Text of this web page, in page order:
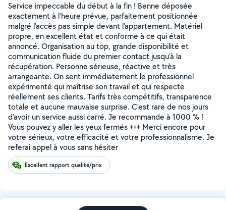
Service impeccable du début à la fin ! Benne déposée
exactement à l'heure prévue, parfaitement positionnée
malgré l’accès pas simple devant l’appartement. Matériel
propre, en excellent état et conforme à ce qui était
annoncé. Organisation au top, grande disponibilité et
communication fluide du premier contact jusqu’à la
récupération. Personne sérieuse, réactive et très
arrangeante. On sent immédiatement le professionnel
expérimenté qui maîtrise son travail et qui respecte
réellement ses clients. Tarifs très compétitifs, transparence
totale et aucune mauvaise surprise. C’est rare de nos jours
d’avoir un service aussi carré. Je recommande à 1000 % !
Vous pouvez y aller les yeux fermés +++ Merci encore pour
votre sérieux, votre efficacité et votre professionnalisme. Je
referai appel à vous sans hésiter
Excellent rapport qualité/prix